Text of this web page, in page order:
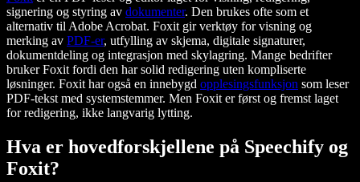
signering og styring av dokumenter. Den brukes ofte som et
alternativ til Adobe Acrobat. Foxit gir verktøy for visning og
merking av PDF-er, utfylling av skjema, digitale signaturer,
dokumentdeling og integrasjon med skylagring. Mange bedrifter
bruker Foxit fordi den har solid redigering uten kompliserte
løsninger. Foxit har også en innebygd opplesingsfunksjon som leser
PDF-tekst med systemstemmer. Men Foxit er først og fremst laget
for redigering, ikke langvarig lytting.
Hva er hovedforskjellene på Speechify og
Foxit?